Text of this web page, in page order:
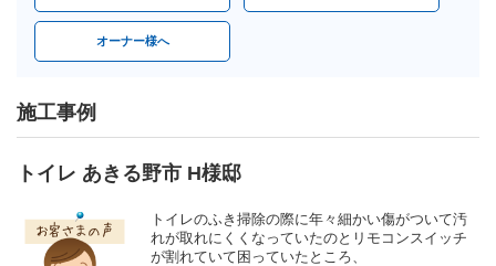
オーナー様へ
施工事例
トイレ あきる野市 H様邸
トイレのふき掃除の際に年々細かい傷がついて汚
れが取れにくくなっていたのとリモコンスイッチ
が割れていて困っていたところ、